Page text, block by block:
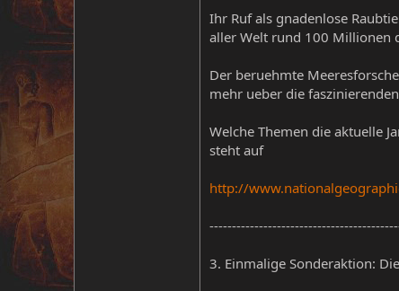
Ihr Ruf als gnadenlose
aller Welt rund 100 Millionen
Der beruehmte
mehr ueber die
Welche Themen die aktuelle
steht auf
http://
3. Einmalige Sonderaktion: